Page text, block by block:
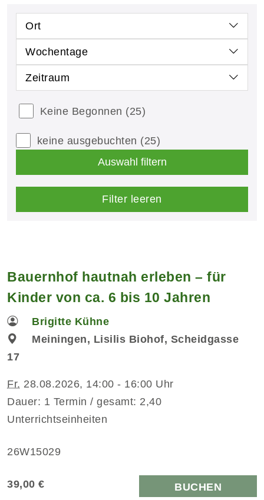
Ort
Wochentage
Zeitraum
Keine Begonnen (25)
keine ausgebuchten (25)
Auswahl filtern
Filter leeren
Bauernhof hautnah erleben – für
Kinder von ca. 6 bis 10 Jahren
Brigitte Kühne
Meiningen, Lisilis Biohof, Scheidgasse
17
Fr. 28.08.2026, 14:00 - 16:00 Uhr
Dauer: 1 Termin / gesamt: 2,40
Unterrichtseinheiten
26W15029
39,00 € BUCHEN